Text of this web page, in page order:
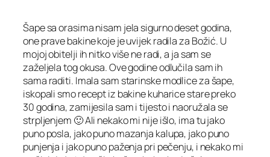
Šape sa orasima nisam jela sigurno deset godina,
one prave bakine koje je uvijek radila za Božić. U
mojoj obitelji ih nitko više ne radi, a ja sam se
zaželjela tog okusa. Ove godine odlučila sam ih
sama raditi. Imala sam starinske modlice za šape,
iskopali smo recept iz bakine kuharice stare preko
30 godina, zamijesila sam i tijesto i naoružala se
strpljenjem 🙂 Ali nekako mi nije išlo, ima tu jako
puno posla, jako puno mazanja kalupa, jako puno
punjenja i jako puno paženja pri pečenju, i nekako mi